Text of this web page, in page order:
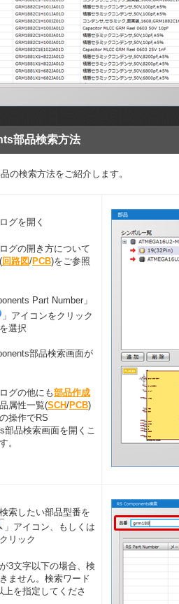
部品検索方法
の検索方法をご紹介します。
グを開く
グの開き方について
回路図/PCB)をご参照
Part Number」
」アイコンをクリック
選択
部品検索画面が
グの他にも部品作成
属性一覧(SCH/PCB)
操作でRS
部品検索画面を開くこ
。
索したい部品型番を
」アイコン、もしくは
リック
3文字以下の場合、検
ません。検索ワード
上を指定してくださ